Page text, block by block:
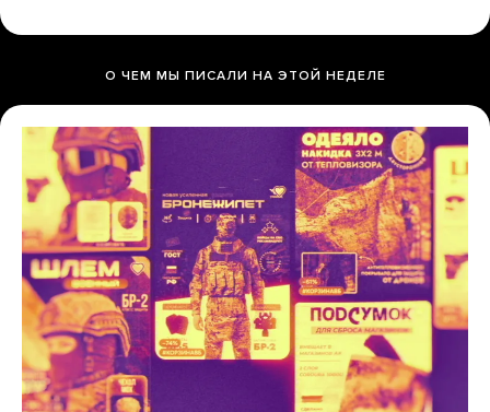
О ЧЕМ МЫ ПИСАЛИ НА ЭТОЙ НЕДЕЛЕ